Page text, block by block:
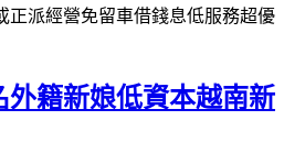
正派經營免留車借錢息低服務超優
外籍新娘低資本越南新